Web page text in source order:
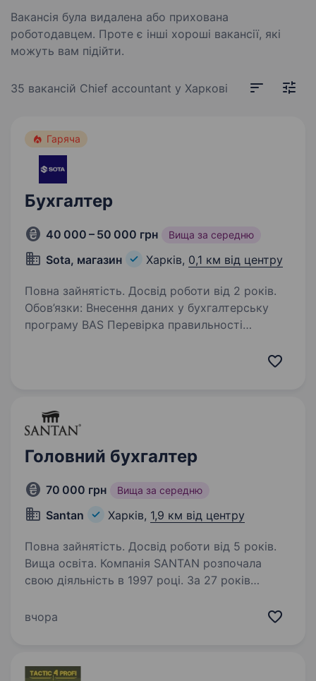
Вакансія була видалена або прихована
роботодавцем. Проте є інші хороші вакансії, які
можуть вам підійти.
35 вакансій Chief accountant у Харкові
Гаряча
Бухгалтер
40 000 – 50 000 грн Вища за середню
Sota, магазин Харків, 0,1 км від центру
Повна зайнятість. Досвід роботи від 2 років.
Обов’язки: Внесення даних у бухгалтерську
програму BAS Перевірка правильності
Головний бухгалтер
70 000 грн Вища за середню
Santan Харків, 1,9 км від центру
Повна зайнятість. Досвід роботи від 5 років.
Вища освіта. Компанія SANTAN розпочала
свою діяльність в 1997 році. За 27 років
зайняла лідуючі позиції на ринку і завоювала
вчора